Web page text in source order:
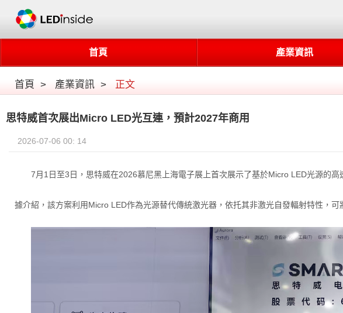
產業資訊
首頁
首頁 > 產業資訊 > 正文
思特威首次展出Micro LED光互連，預計2027年商用
2026-07-06 00: 14
7月1日至3日，思特威在2026慕尼黑上海電子展上首次展示了基於Micro LED光源的
據介紹，該方案利用Micro LED作為光源替代傳統激光器，依托其非激光自發輻射特性，